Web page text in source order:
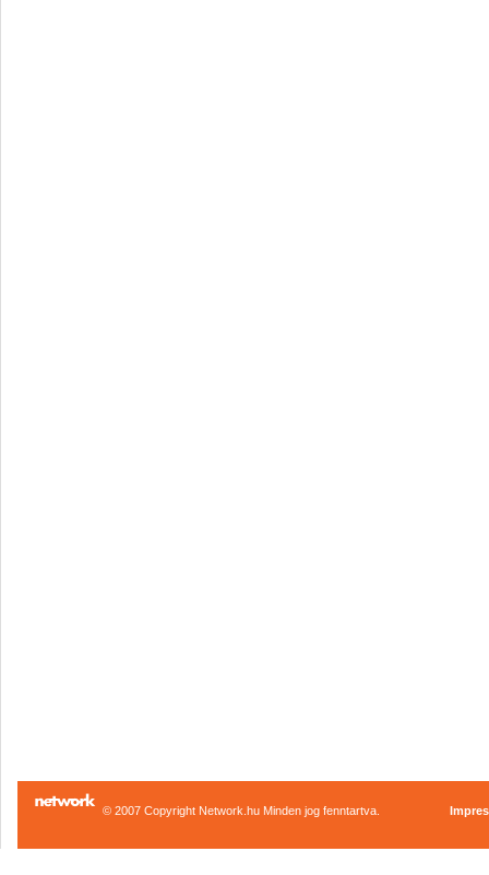
© 2007 Copyright Network.hu Minden jog fenntartva.